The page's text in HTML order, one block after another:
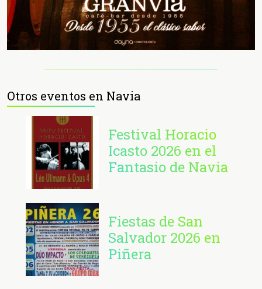
Otros eventos en Navia
Festival Horacio
Icasto 2026 en el
Fantasio de Navia
Fiestas de San
Salvador 2026 en
Piñera